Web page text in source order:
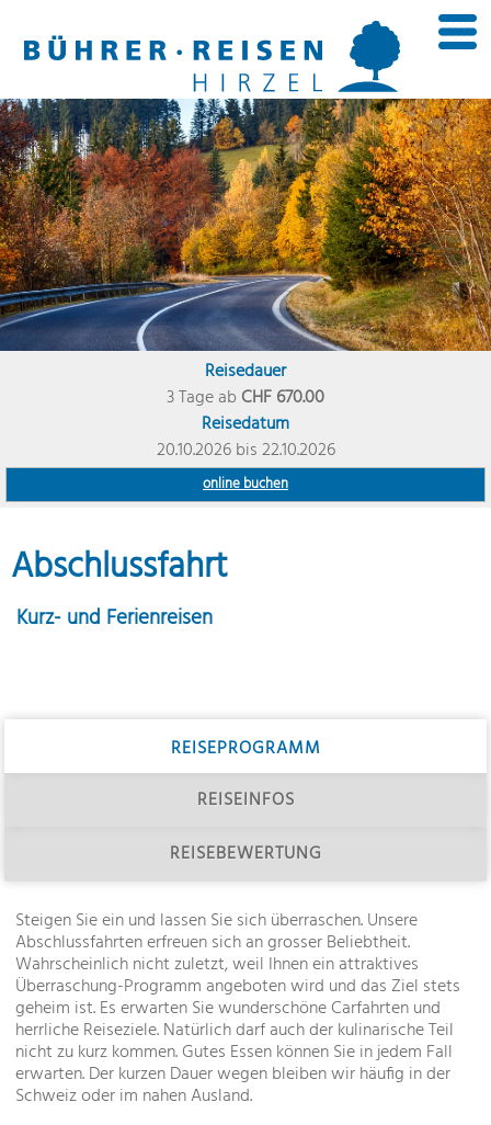
Reisedauer
3 Tage abCHF 670.00
Reisedatum
20.10.2026 bis 22.10.2026
online buchen
Abschlussfahrt
Kurz- und Ferienreisen
REISEPROGRAMM
REISEINFOS
REISEBEWERTUNG
Steigen Sie ein und lassen Sie sich überraschen. Unsere
Abschlussfahrten erfreuen sich an grosser Beliebtheit.
Wahrscheinlich nicht zuletzt, weil Ihnen ein attraktives
Überraschung-Programm angeboten wird und das Ziel stets
geheim ist. Es erwarten Sie wunderschöne Carfahrten und
herrliche Reiseziele. Natürlich darf auch der kulinarische Teil
nicht zu kurz kommen. Gutes Essen können Sie in jedem Fall
erwarten. Der kurzen Dauer wegen bleiben wir häufig in der
Schweiz oder im nahen Ausland.